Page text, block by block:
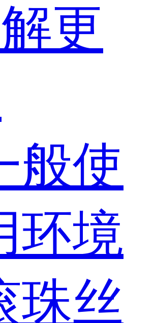
更
般使
环境
珠丝